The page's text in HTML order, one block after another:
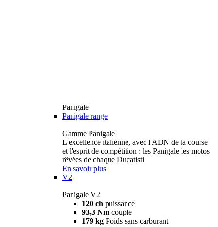
Panigale
Panigale range
Gamme Panigale
L'excellence italienne, avec l'ADN de la course
et l'esprit de compétition : les Panigale les motos
rêvées de chaque Ducatisti.
En savoir plus
V2
Panigale V2
120 ch puissance
93,3 Nm couple
179 kg Poids sans carburant